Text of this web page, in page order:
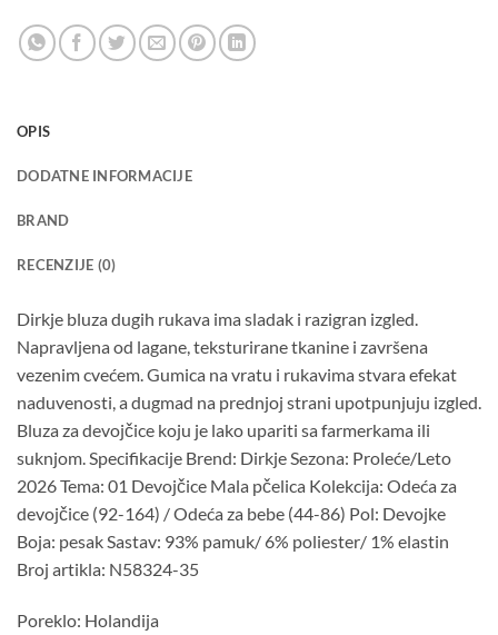
OPIS
DODATNE INFORMACIJE
BRAND
RECENZIJE (0)
Dirkje bluza dugih rukava ima sladak i razigran izgled.
Napravljena od lagane, teksturirane tkanine i završena
vezenim cvećem. Gumica na vratu i rukavima stvara efekat
naduvenosti, a dugmad na prednjoj strani upotpunjuju izgled.
Bluza za devojčice koju je lako upariti sa farmerkama ili
suknjom. Specifikacije Brend: Dirkje Sezona: Proleće/Leto
2026 Tema: 01 Devojčice Mala pčelica Kolekcija: Odeća za
devojčice (92-164) / Odeća za bebe (44-86) Pol: Devojke
Boja: pesak Sastav: 93% pamuk/ 6% poliester/ 1% elastin
Broj artikla: N58324-35
Poreklo: Holandija